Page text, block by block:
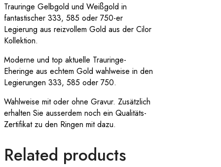
Trauringe Gelbgold und Weißgold in
fantastischer 333, 585 oder 750-er
Legierung aus reizvollem Gold aus der Cilor
Kollektion.
Moderne und top aktuelle Trauringe-
Eheringe aus echtem Gold wahlweise in den
Legierungen 333, 585 oder 750.
Wahlweise mit oder ohne Gravur. Zusätzlich
erhalten Sie ausserdem noch ein Qualitäts-
Zertifikat zu den Ringen mit dazu.
Related products